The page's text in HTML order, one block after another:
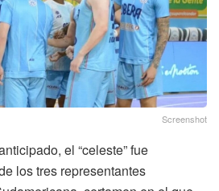
Screenshot
el “celeste” fue
los tres representantes